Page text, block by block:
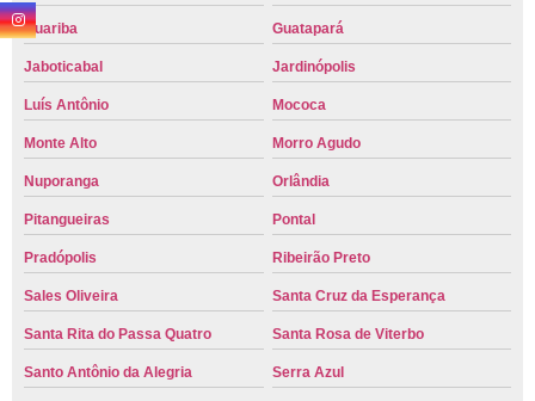
Guariba Guatapará
Jaboticabal Jardinópolis
Luís Antônio Mococa
Monte Alto Morro Agudo
Nuporanga Orlândia
Pitangueiras Pontal
Pradópolis Ribeirão Preto
Sales Oliveira Santa Cruz da Esperança
Santa Rita do Passa Quatro Santa Rosa de Viterbo
Santo Antônio da Alegria Serra Azul